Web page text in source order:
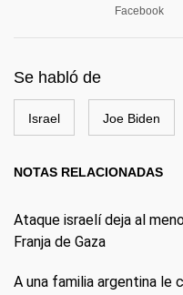
Facebook
Se habló de
Israel Joe Biden
NOTAS RELACIONADAS
Ataque israelí deja al
Franja de Gaza
A una familia argentina le